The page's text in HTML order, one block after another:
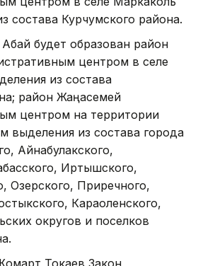
состава Курчумского района.
будет образован район
центром в селе
из состава
район Жаңасемей
центром на территории
выделения из состава города
Айнабулакского,
Иртышского,
Озерского, Приречного,
Караоленского,
округов и поселков
Токаев Закон